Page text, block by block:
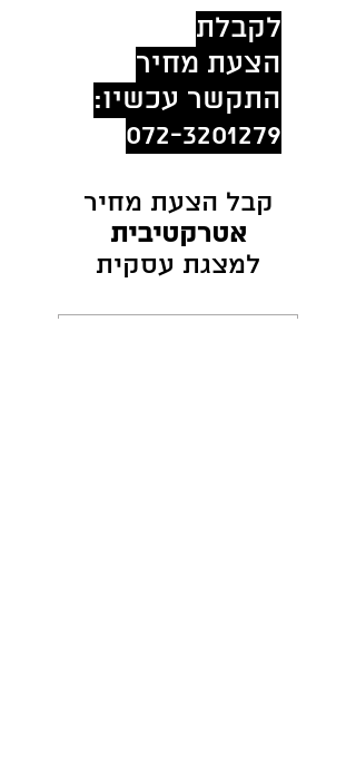
לקבלת
הצעת מחיר
התקשר עכשיו:
072-3201279
קבל הצעת מחיר
אטרקטיבית
למצגת עסקית